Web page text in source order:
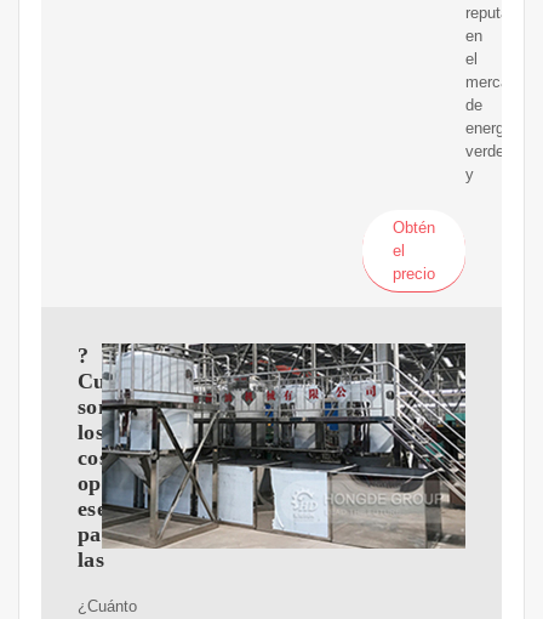
reputación
en
el
mercado
de
energía
verde
y
Obtén
el
precio
?
Cuáles
son
los
costos
operativos
esenciales
para
las
¿Cuánto